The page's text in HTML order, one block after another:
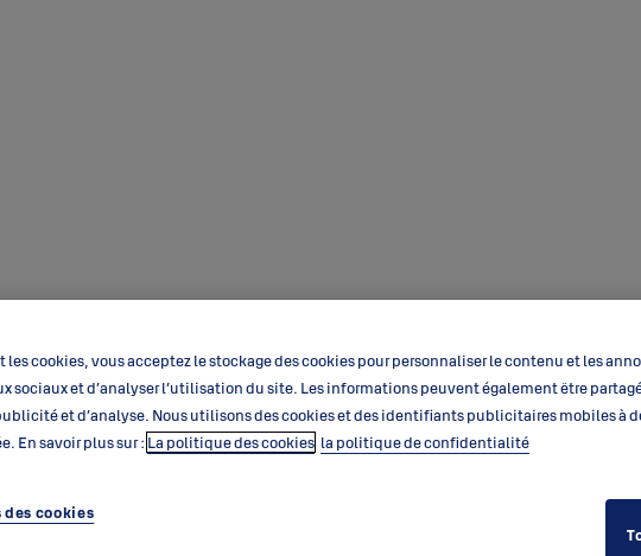
les cookies, vous acceptez le stockage des cookies pour personnaliser le contenu et les
sociaux et d’analyser l’utilisation du site. Les informations peuvent également être
et d’analyse. Nous utilisons des cookies et des identifiants publicitaires mobiles à
En savoir plus sur : La politique des cookies la politique de confidentialité
des cookies